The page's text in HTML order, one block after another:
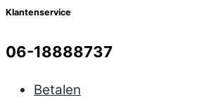
Klantenservice
06-18888737
Betalen